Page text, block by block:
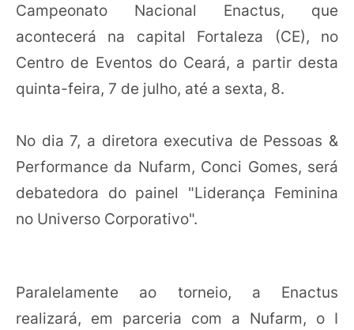
Campeonato Nacional Enactus, que
acontecerá na capital Fortaleza (CE), no
Centro de Eventos do Ceará, a partir desta
quinta-feira, 7 de julho, até a sexta, 8.
No dia 7, a diretora executiva de Pessoas &
Performance da Nufarm, Conci Gomes, será
debatedora do painel "Liderança Feminina
no Universo Corporativo".
Paralelamente ao torneio, a Enactus
realizará, em parceria com a Nufarm, o I